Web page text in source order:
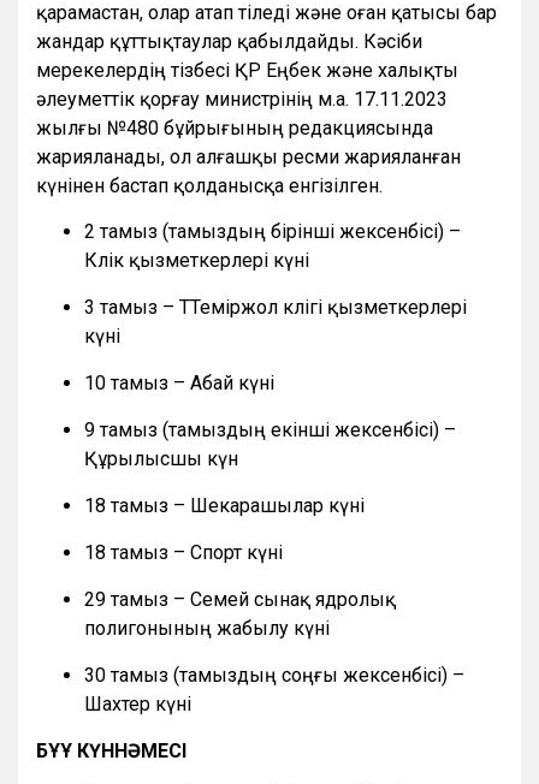
қарамастан, олар атап өтіледі және оған қатысы бар
жандар құттықтаулар қабылдайды. Кәсіби
мерекелердің тізбесі ҚР Еңбек және халықты
әлеуметтік қорғау министрінің м.а. 17.11.2023
жылғы №480 бұйрығының редакциясында
жарияланады, ол алғашқы ресми жарияланған
күнінен бастап қолданысқа енгізілген.
2 тамыз (тамыздың бірінші жексенбісі) –
Көлік қызметкерлері күні
3 тамыз – ТТеміржол көлігі қызметкерлері
күні
10 тамыз – Абай күні
9 тамыз (тамыздың екінші жексенбісі) –
Құрылысшы күн
18 тамыз – Шекарашылар күні
18 тамыз – Спорт күні
29 тамыз – Семей сынақ ядролық
полигонының жабылу күні
30 тамыз (тамыздың соңғы жексенбісі) –
Шахтер күні
БҰҰ КҮННӘМЕСІ